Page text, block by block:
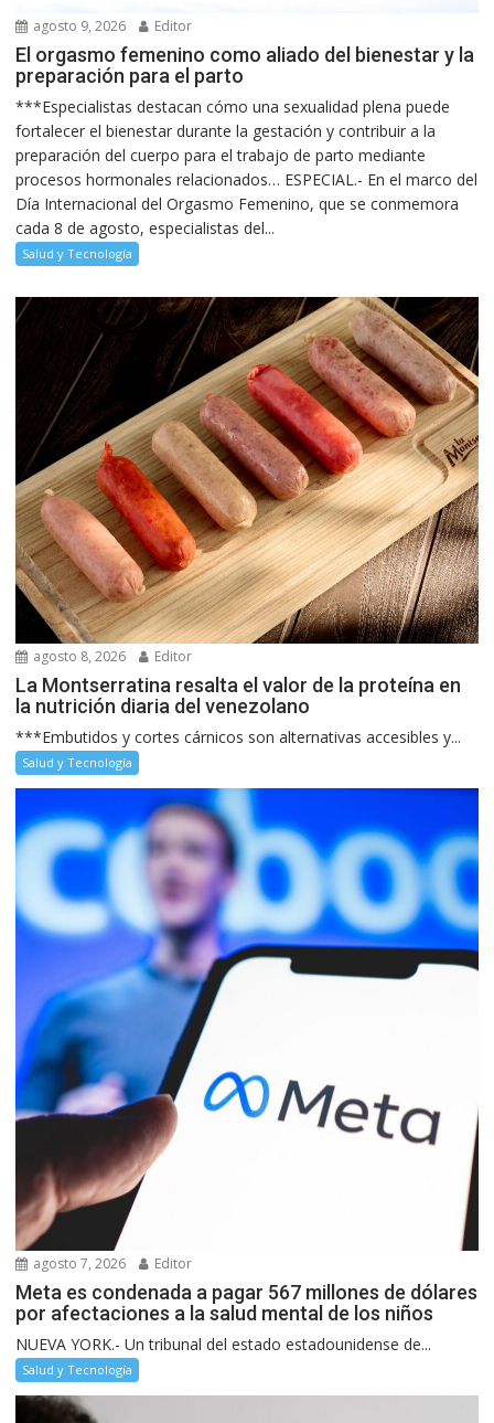
agosto 9, 2026 Editor
El orgasmo femenino como aliado del bienestar y la
preparación para el parto
***Especialistas destacan cómo una sexualidad plena puede
fortalecer el bienestar durante la gestación y contribuir a la
preparación del cuerpo para el trabajo de parto mediante
procesos hormonales relacionados… ESPECIAL.- En el marco del
Día Internacional del Orgasmo Femenino, que se conmemora
cada 8 de agosto, especialistas del...
Salud y Tecnología
agosto 8, 2026 Editor
La Montserratina resalta el valor de la proteína en
la nutrición diaria del venezolano
***Embutidos y cortes cárnicos son alternativas accesibles y...
Salud y Tecnología
agosto 7, 2026 Editor
Meta es condenada a pagar 567 millones de dólares
por afectaciones a la salud mental de los niños
NUEVA YORK.- Un tribunal del estado estadounidense de...
Salud y Tecnología